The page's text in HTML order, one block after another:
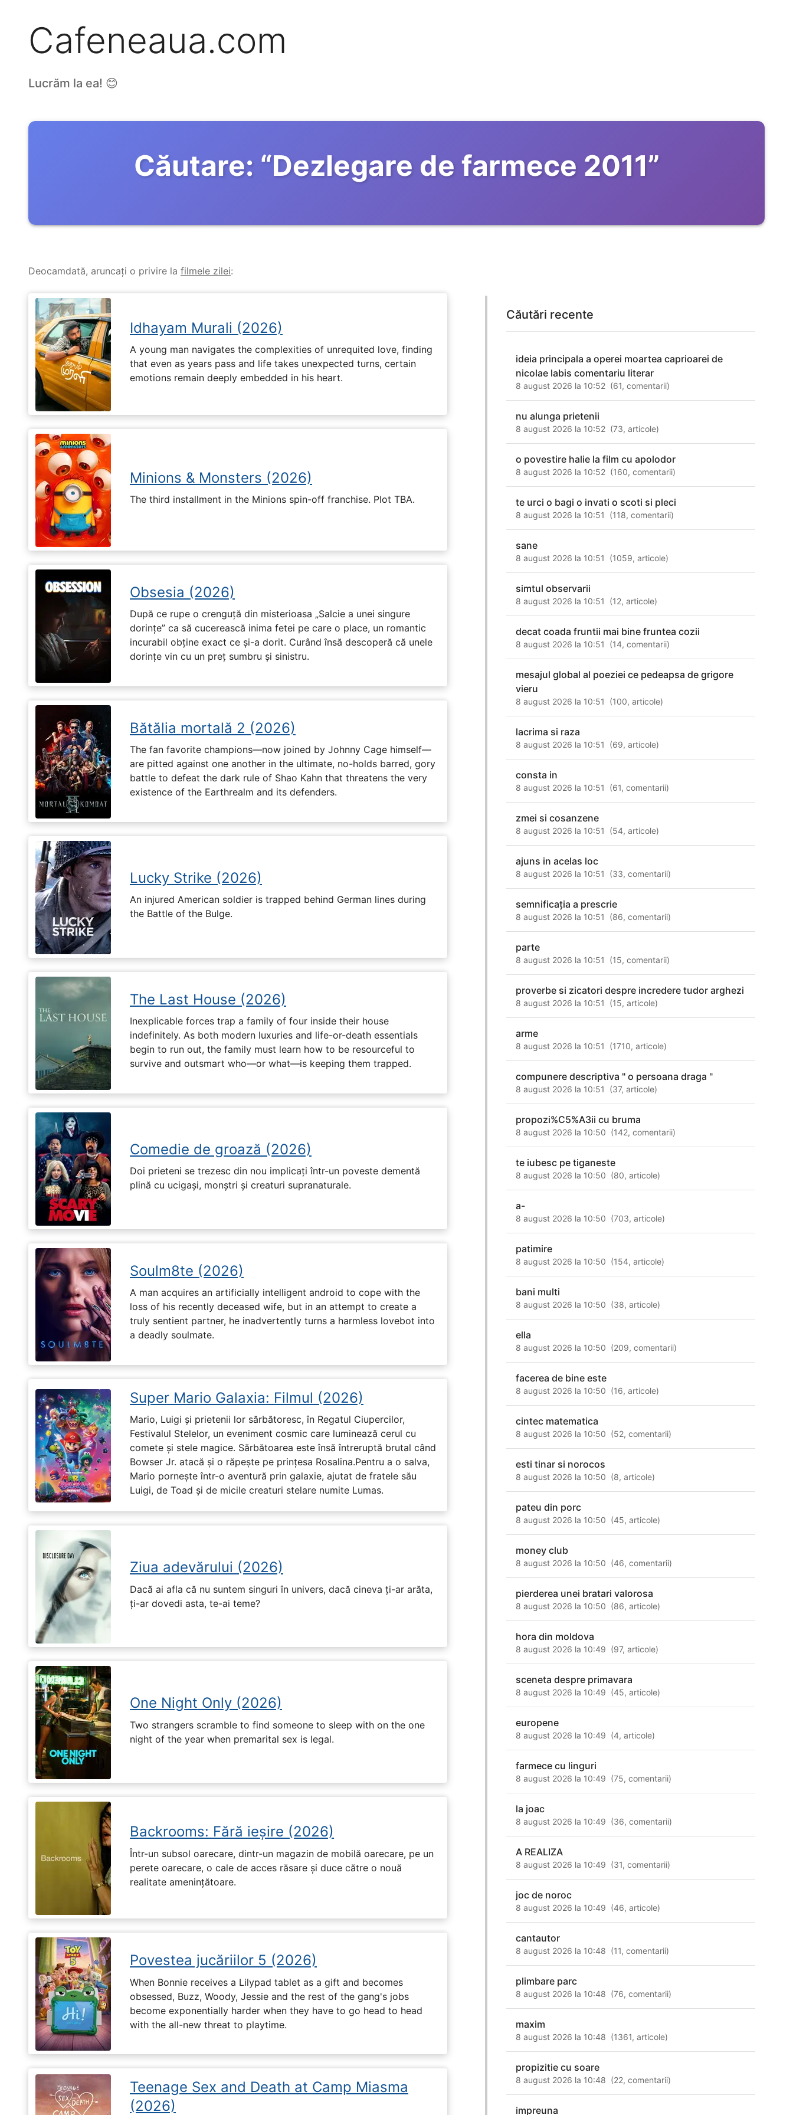
Cafeneaua.com
Lucrăm la ea! 😊
Căutare: “Dezlegare de farmece 2011”
Deocamdată, aruncați o privire la filmele zilei:
Idhayam Murali (2026)
A young man navigates the complexities of unrequited love, finding
that even as years pass and life takes unexpected turns, certain
emotions remain deeply embedded in his heart.
Minions & Monsters (2026)
The third installment in the Minions spin-off franchise. Plot TBA.
Obsesia (2026)
După ce rupe o crenguță din misterioasa „Salcie a unei singure
dorințe” ca să cucerească inima fetei pe care o place, un romantic
incurabil obține exact ce și-a dorit. Curând însă descoperă că unele
dorințe vin cu un preț sumbru și sinistru.
Bătălia mortală 2 (2026)
The fan favorite champions—now joined by Johnny Cage himself—
are pitted against one another in the ultimate, no-holds barred, gory
battle to defeat the dark rule of Shao Kahn that threatens the very
existence of the Earthrealm and its defenders.
Lucky Strike (2026)
An injured American soldier is trapped behind German lines during
the Battle of the Bulge.
The Last House (2026)
Inexplicable forces trap a family of four inside their house
indefinitely. As both modern luxuries and life-or-death essentials
begin to run out, the family must learn how to be resourceful to
survive and outsmart who—or what—is keeping them trapped.
Comedie de groază (2026)
Doi prieteni se trezesc din nou implicați într-un poveste dementă
plină cu ucigași, monștri și creaturi supranaturale.
Soulm8te (2026)
A man acquires an artificially intelligent android to cope with the
loss of his recently deceased wife, but in an attempt to create a
truly sentient partner, he inadvertently turns a harmless lovebot into
a deadly soulmate.
Super Mario Galaxia: Filmul (2026)
Mario, Luigi și prietenii lor sărbătoresc, în Regatul Ciupercilor,
Festivalul Stelelor, un eveniment cosmic care luminează cerul cu
comete și stele magice. Sărbătoarea este însă întreruptă brutal când
Bowser Jr. atacă și o răpește pe prinţesa Rosalina.Pentru a o salva,
Mario pornește într-o aventură prin galaxie, ajutat de fratele său
Luigi, de Toad și de micile creaturi stelare numite Lumas.
Ziua adevărului (2026)
Dacă ai afla că nu suntem singuri în univers, dacă cineva ți-ar arăta,
ți-ar dovedi asta, te-ai teme?
One Night Only (2026)
Two strangers scramble to find someone to sleep with on the one
night of the year when premarital sex is legal.
Backrooms: Fără ieșire (2026)
Într-un subsol oarecare, dintr-un magazin de mobilă oarecare, pe un
perete oarecare, o cale de acces răsare și duce către o nouă
realitate amenințătoare.
Povestea jucăriilor 5 (2026)
When Bonnie receives a Lilypad tablet as a gift and becomes
obsessed, Buzz, Woody, Jessie and the rest of the gang's jobs
become exponentially harder when they have to go head to head
with the all-new threat to playtime.
Teenage Sex and Death at Camp Miasma
(2026)
Căutări recente
ideia principala a operei moartea caprioarei de
nicolae labis comentariu literar
8 august 2026 la 10:52 (61,comentarii)
nu alunga prietenii
8 august 2026 la 10:52 (73,articole)
o povestire halie la film cu apolodor
8 august 2026 la 10:52 (160,comentarii)
te urci o bagi o invati o scoti si pleci
8 august 2026 la 10:51 (118,comentarii)
sane
8 august 2026 la 10:51 (1059,articole)
simtul observarii
8 august 2026 la 10:51 (12,articole)
decat coada fruntii mai bine fruntea cozii
8 august 2026 la 10:51 (14,comentarii)
mesajul global al poeziei ce pedeapsa de grigore
vieru
8 august 2026 la 10:51 (100,articole)
lacrima si raza
8 august 2026 la 10:51 (69,articole)
consta in
8 august 2026 la 10:51 (61,comentarii)
zmei si cosanzene
8 august 2026 la 10:51 (54,articole)
ajuns in acelas loc
8 august 2026 la 10:51 (33,comentarii)
semnificația a prescrie
8 august 2026 la 10:51 (86,comentarii)
parte
8 august 2026 la 10:51 (15,comentarii)
proverbe si zicatori despre incredere tudor arghezi
8 august 2026 la 10:51 (15,articole)
arme
8 august 2026 la 10:51 (1710,articole)
compunere descriptiva " o persoana draga "
8 august 2026 la 10:51 (37,articole)
propozi%C5%A3ii cu bruma
8 august 2026 la 10:50 (142,comentarii)
te iubesc pe tiganeste
8 august 2026 la 10:50 (80,articole)
a-
8 august 2026 la 10:50 (703,articole)
patimire
8 august 2026 la 10:50 (154,articole)
bani multi
8 august 2026 la 10:50 (38,articole)
ella
8 august 2026 la 10:50 (209,comentarii)
facerea de bine este
8 august 2026 la 10:50 (16,articole)
cintec matematica
8 august 2026 la 10:50 (52,comentarii)
esti tinar si norocos
8 august 2026 la 10:50 (8,articole)
pateu din porc
8 august 2026 la 10:50 (45,articole)
money club
8 august 2026 la 10:50 (46,comentarii)
pierderea unei bratari valorosa
8 august 2026 la 10:50 (86,articole)
hora din moldova
8 august 2026 la 10:49 (97,articole)
sceneta despre primavara
8 august 2026 la 10:49 (45,articole)
europene
8 august 2026 la 10:49 (4,articole)
farmece cu linguri
8 august 2026 la 10:49 (75,comentarii)
la joac
8 august 2026 la 10:49 (36,comentarii)
A REALIZA
8 august 2026 la 10:49 (31,comentarii)
joc de noroc
8 august 2026 la 10:49 (46,articole)
cantautor
8 august 2026 la 10:48 (11,comentarii)
plimbare parc
8 august 2026 la 10:48 (76,comentarii)
maxim
8 august 2026 la 10:48 (1361,articole)
propizitie cu soare
8 august 2026 la 10:48 (22,comentarii)
impreuna